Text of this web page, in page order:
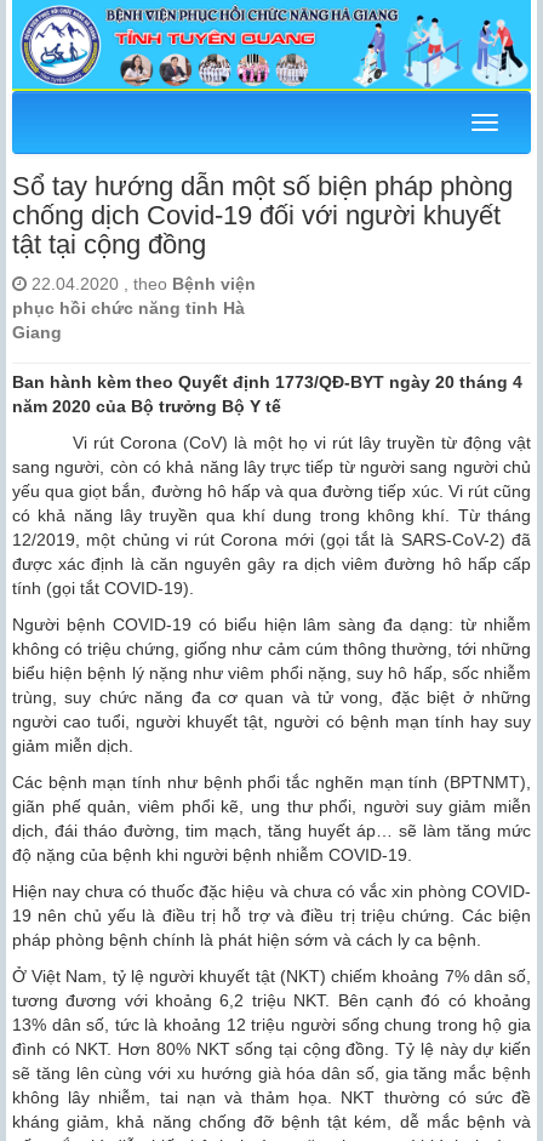
Menu
Sổ tay hướng dẫn một số biện pháp phòng
chống dịch Covid-19 đối với người khuyết
tật tại cộng đồng
22.04.2020 , theo Bệnh viện
phục hồi chức năng tỉnh Hà
Giang
Ban hành kèm theo Quyết định 1773/QĐ-BYT ngày 20 tháng 4
năm 2020 của Bộ trưởng Bộ Y tế
Vi rút Corona (CoV) là một họ vi rút lây truyền từ động vật
sang người, còn có khả năng lây trực tiếp từ người sang người chủ
yếu qua giọt bắn, đường hô hấp và qua đường tiếp xúc. Vi rút cũng
có khả năng lây truyền qua khí dung trong không khí. Từ tháng
12/2019, một chủng vi rút Corona mới (gọi tắt là SARS-CoV-2) đã
được xác định là căn nguyên gây ra dịch viêm đường hô hấp cấp
tính (gọi tắt COVID-19).
Người bệnh COVID-19 có biểu hiện lâm sàng đa dạng: từ nhiễm
không có triệu chứng, giống như cảm cúm thông thường, tới những
biểu hiện bệnh lý nặng như viêm phổi nặng, suy hô hấp, sốc nhiễm
trùng, suy chức năng đa cơ quan và tử vong, đặc biệt ở những
người cao tuổi, người khuyết tật, người có bệnh mạn tính hay suy
giảm miễn dịch.
Các bệnh mạn tính như bệnh phổi tắc nghẽn mạn tính (BPTNMT),
giãn phế quản, viêm phổi kẽ, ung thư phổi, người suy giảm miễn
dịch, đái tháo đường, tim mạch, tăng huyết áp… sẽ làm tăng mức
độ nặng của bệnh khi người bệnh nhiễm COVID-19.
Hiện nay chưa có thuốc đặc hiệu và chưa có vắc xin phòng COVID-
19 nên chủ yếu là điều trị hỗ trợ và điều trị triệu chứng. Các biện
pháp phòng bệnh chính là phát hiện sớm và cách ly ca bệnh.
Ở Việt Nam, tỷ lệ người khuyết tật (NKT) chiếm khoảng 7% dân số,
tương đương với khoảng 6,2 triệu NKT. Bên cạnh đó có khoảng
13% dân số, tức là khoảng 12 triệu người sống chung trong hộ gia
đình có NKT. Hơn 80% NKT sống tại cộng đồng. Tỷ lệ này dự kiến
sẽ tăng lên cùng với xu hướng già hóa dân số, gia tăng mắc bệnh
không lây nhiễm, tai nạn và thảm họa. NKT thường có sức đề
kháng giảm, khả năng chống đỡ bệnh tật kém, dễ mắc bệnh và